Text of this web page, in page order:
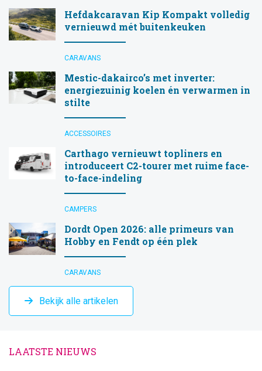
Hefdakcaravan Kip Kompakt volledig
vernieuwd mét buitenkeuken
CARAVANS
Mestic-dakairco’s met inverter:
energiezuinig koelen én verwarmen in
stilte
ACCESSOIRES
Carthago vernieuwt topliners en
introduceert C2-tourer met ruime face-
to-face-indeling
CAMPERS
Dordt Open 2026: alle primeurs van
Hobby en Fendt op één plek
CARAVANS
Bekijk alle artikelen
LAATSTE NIEUWS